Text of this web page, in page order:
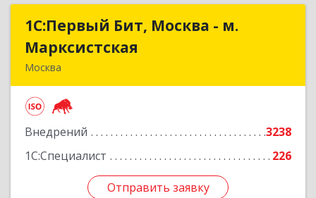
1С:Первый Бит, Москва - м.
Марксистская
Москва
Внедрений
3238
1С:Специалист
226
Отправить заявку
1С:Первый Бит, Москва - м.
Подробнее
Отправить заявку